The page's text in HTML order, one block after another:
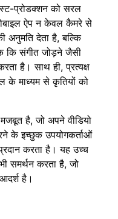
प्रोडक्शन को सरल
ऐप न केवल कैमरे से
अनुमति देता है, बल्कि
कि संगीत जोड़ने जैसी
है। साथ ही, प्रत्यक्ष
के माध्यम से कृतियों को
है, जो अपने वीडियो
के इच्छुक उपयोगकर्ताओं
करता है। यह उच्च
समर्थन करता है, जो
है।